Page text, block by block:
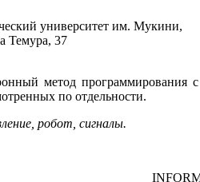
университет им. Мукини,
Темура, 37
метод программирования
по отдельности.
робот, сигналы.